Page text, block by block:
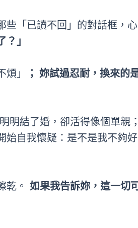
「已讀不回」的對話框，心
」
」 ； 妳試過忍耐，換來的
明結了婚，卻活得像個單親
始自我懷疑：是不是我不夠
乾。 如果我告訴妳，這一切